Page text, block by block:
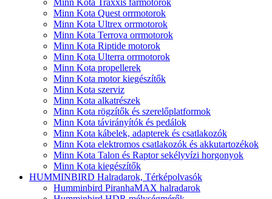
Minn Kota Quest orrmotorok
Minn Kota Ultrex orrmotorok
Minn Kota Terrova orrmotorok
Minn Kota Riptide motorok
Minn Kota Ulterra orrmotorok
Minn Kota propellerek
Minn Kota motor kiegészítők
Minn Kota szerviz
Minn Kota alkatrészek
Minn Kota rögzítők és szerelőplatformok
Minn Kota távirányítók és pedálok
Minn Kota kábelek, adapterek és csatlakozók
Minn Kota elektromos csatlakozók és akkutartozékok
Minn Kota Talon és Raptor sekélyvízi horgonyok
Minn Kota kiegészítők
HUMMINBIRD Halradarok, Térképolvasók
Humminbird PiranhaMAX halradarok